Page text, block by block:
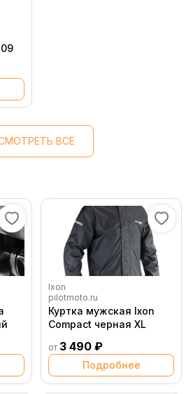
ВСЕ
Ixon
pilotmoto.ru
Куртка мужская Ixon
Compact черная XL
от 3 490 ₽
Подробнее